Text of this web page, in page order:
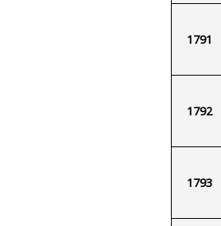
1791
1792
1793